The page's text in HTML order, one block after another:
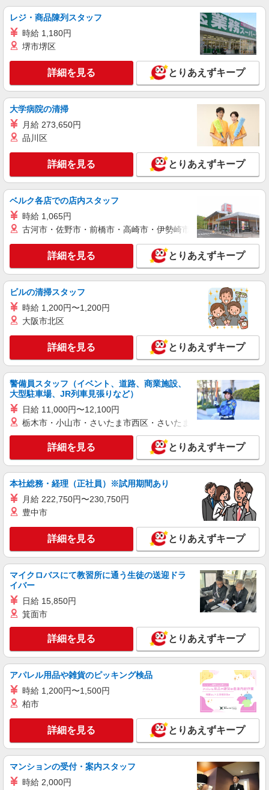
レジ・商品陳列スタッフ
時給 1,180円
堺市堺区
詳細を見る とりあえずキープ
大学病院の清掃
月給 273,650円
品川区
詳細を見る とりあえずキープ
ベルク各店での店内スタッフ
時給 1,065円
古河市・佐野市・前橋市・高崎市・伊勢崎市・太田市・館林市
詳細を見る とりあえずキープ
ビルの清掃スタッフ
時給 1,200円〜1,200円
大阪市北区
詳細を見る とりあえずキープ
警備員スタッフ（イベント、道路、商業施設、
大型駐車場、JR列車見張りなど）
日給 11,000円〜12,100円
栃木市・小山市・さいたま市西区・さいたま市岩槻区・久喜市・
詳細を見る とりあえずキープ
本社総務・経理（正社員）※試用期間あり
月給 222,750円〜230,750円
豊中市
詳細を見る とりあえずキープ
マイクロバスにて教習所に通う生徒の送迎ドラ
イバー
日給 15,850円
箕面市
詳細を見る とりあえずキープ
アパレル用品や雑貨のピッキング検品
時給 1,200円〜1,500円
柏市
詳細を見る とりあえずキープ
マンションの受付・案内スタッフ
時給 2,000円